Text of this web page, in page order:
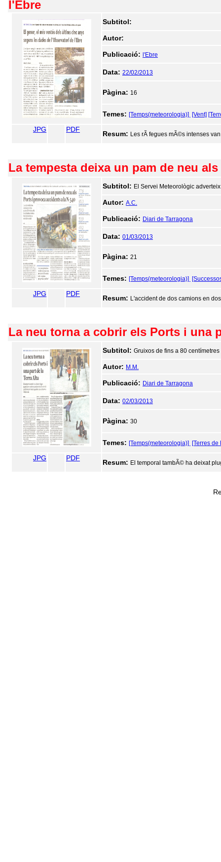
l'Ebre
Subtitol:
Autor:
Publicació: l'Ebre
Data: 22/02/2013
Pàgina: 16
Temes: [Temps(meteorologia)] [Vent]
JPG PDF
Resum: Les rÃ fegues mÃ©s intenses
La tempesta deixa un pam de neu
Subtitol: El Servei Meteorològic
Autor: A.C.
Publicació: Diari de Tarragona
Data: 01/03/2013
Pàgina: 21
Temes: [Temps(meteorologia)]
JPG PDF
Resum: L'accident de dos camions en
La neu torna a cobrir els Ports i una
Subtitol: Gruixos de fins a 80 centímetres
Autor: M.M.
Publicació: Diari de Tarragona
Data: 02/03/2013
Pàgina: 30
Temes: [Temps(meteorologia)] [Terres de
JPG PDF
Resum: El temporal tambÃ© ha deixat